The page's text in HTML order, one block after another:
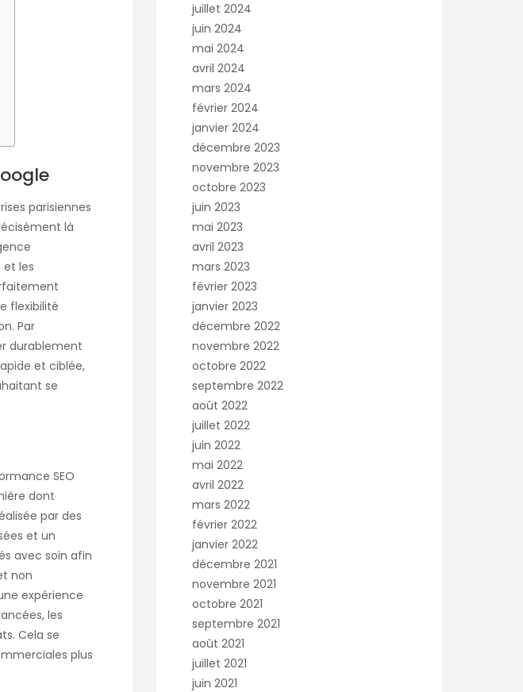
parisiennes
là
et les
flexibilité
Par
durablement
et ciblée,
se
SEO
dont
par des
et un
avec soin afin
non
expérience
les
Cela se
plus
juillet 2024
juin 2024
mai 2024
avril 2024
mars 2024
février 2024
janvier 2024
décembre 2023
novembre 2023
octobre 2023
juin 2023
mai 2023
avril 2023
mars 2023
février 2023
janvier 2023
décembre 2022
novembre 2022
octobre 2022
septembre 2022
août 2022
juillet 2022
juin 2022
mai 2022
avril 2022
mars 2022
février 2022
janvier 2022
décembre 2021
novembre 2021
octobre 2021
septembre 2021
août 2021
juillet 2021
juin 2021